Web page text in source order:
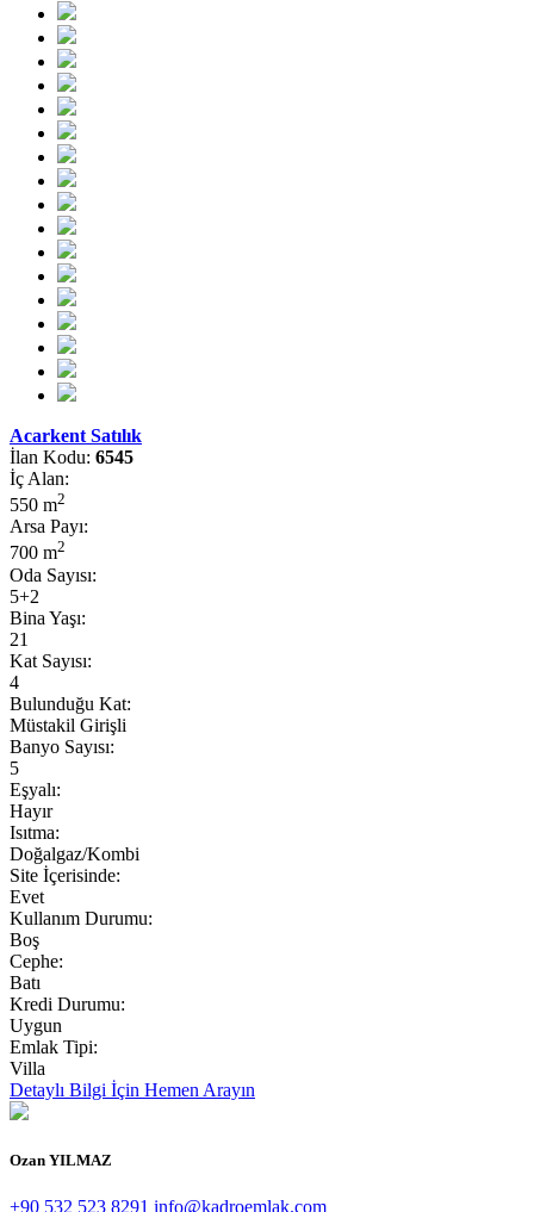
Acarkent Satılık
İlan Kodu: 6545
İç Alan:
550 m2
Arsa Payı:
700 m2
Oda Sayısı:
5+2
Bina Yaşı:
21
Kat Sayısı:
4
Bulunduğu Kat:
Müstakil Girişli
Banyo Sayısı:
5
Eşyalı:
Hayır
Isıtma:
Doğalgaz/Kombi
Site İçerisinde:
Evet
Kullanım Durumu:
Boş
Cephe:
Batı
Kredi Durumu:
Uygun
Emlak Tipi:
Villa
Detaylı Bilgi İçin Hemen Arayın
Ozan YILMAZ
+90 532 523 8291 info@kadroemlak.com